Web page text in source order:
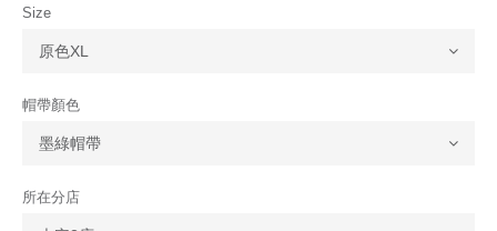
Size
帽帶顏色
所在分店